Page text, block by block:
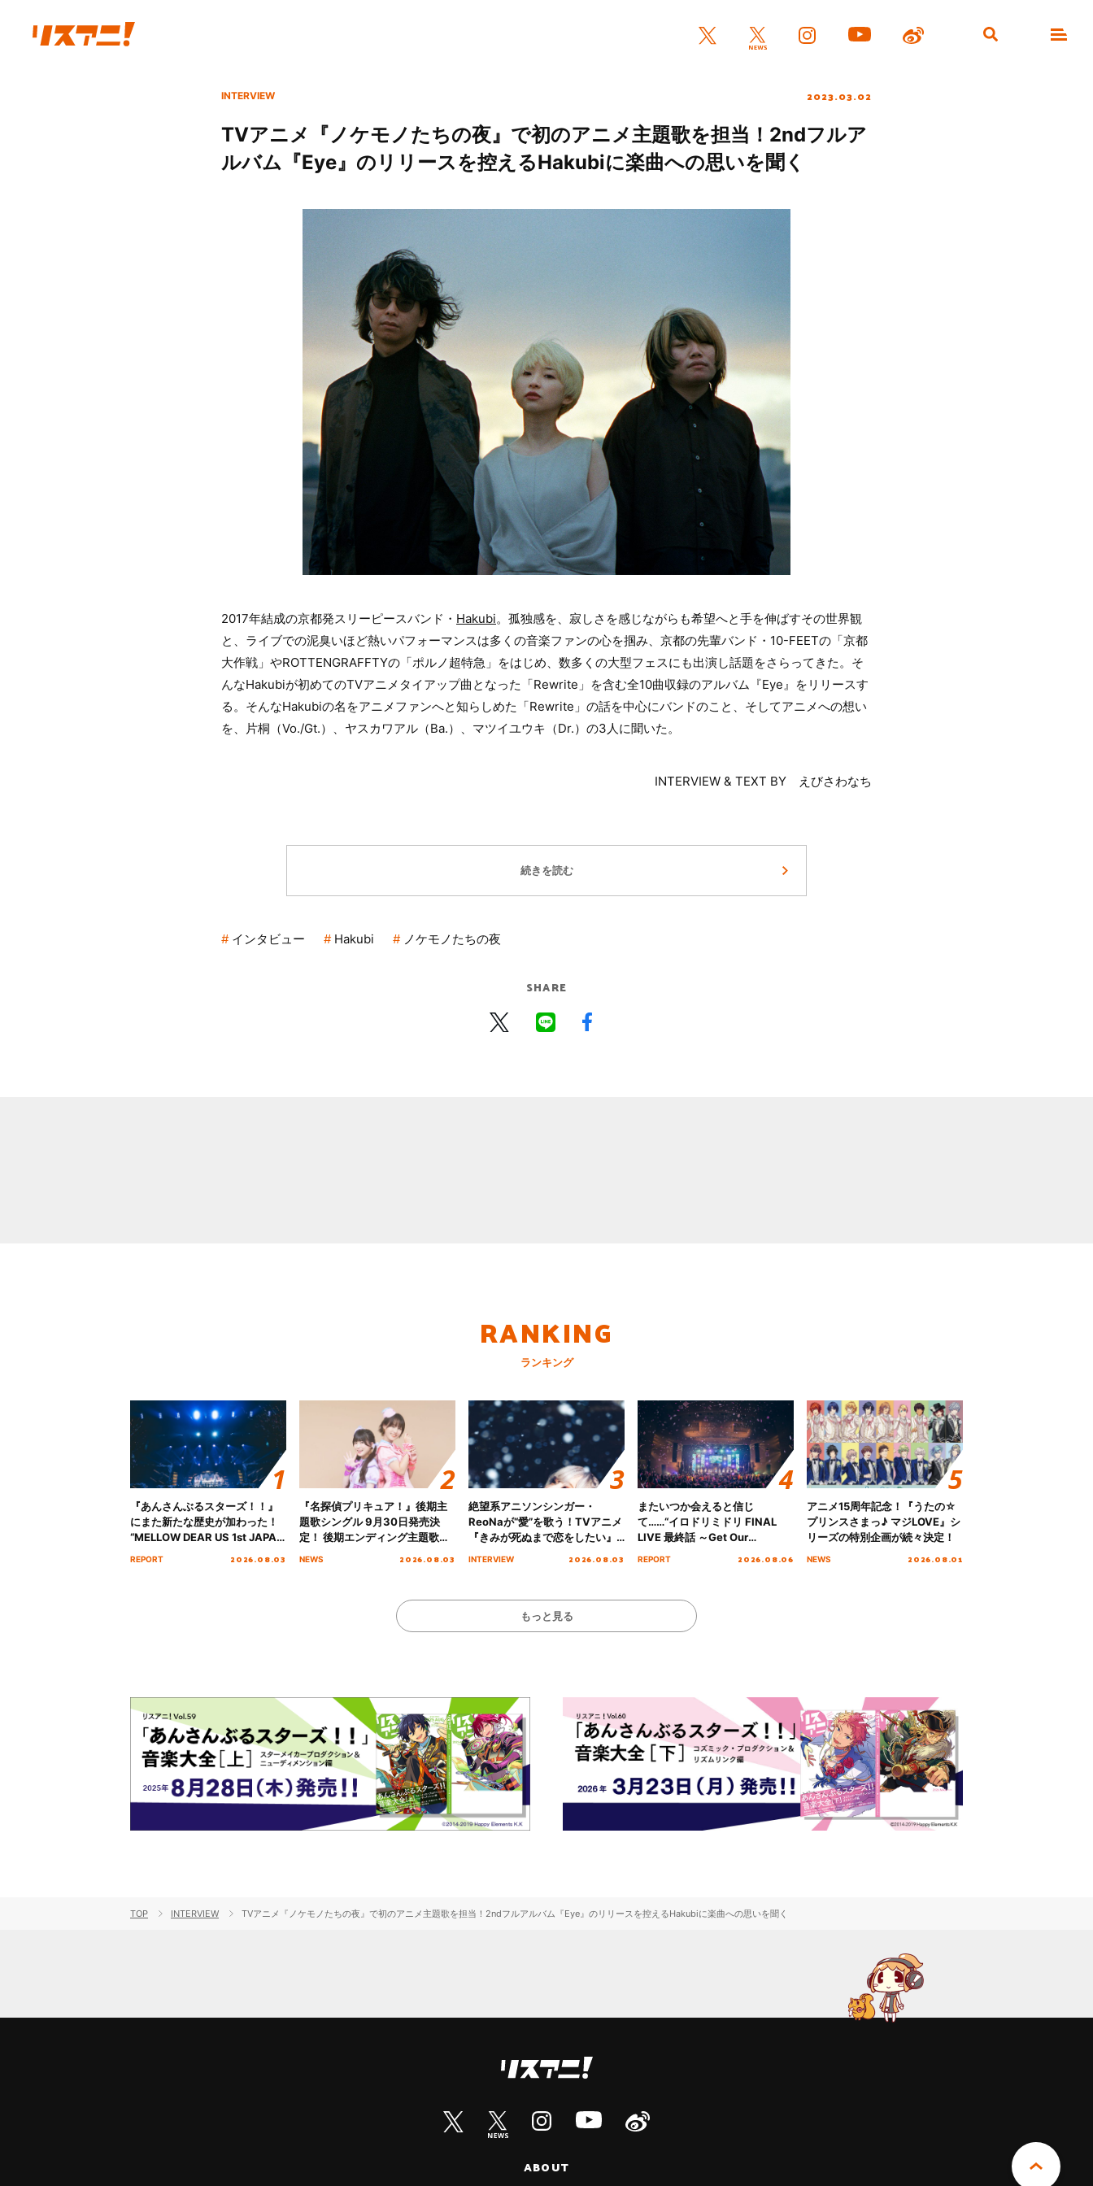
INTERVIEW 2023.03.02
TVアニメ『ノケモノたちの夜』で初のアニメ主題歌を担当！2ndフルア
ルバム『Eye』のリリースを控えるHakubiに楽曲への思いを聞く
2017年結成の京都発スリーピースバンド・ Hakubi。孤独感を、寂しさを感じながらも希望へと手を伸ばすその世界観
と、ライブでの泥臭いほど熱いパフォーマンスは多くの音楽ファンの心を掴み、京都の先輩バンド・10-FEETの「京都
大作戦」やROTTENGRAFFTYの「ポルノ超特急」をはじめ、数多くの大型フェスにも出演し話題をさらってきた。そ
んなHakubiが初めてのTVアニメタイアップ曲となった「Rewrite」を含む全10曲収録のアルバム『Eye』をリリースす
る。そんなHakubiの名をアニメファンへと知らしめた「Rewrite」の話を中心にバンドのこと、そしてアニメへの想い
を、片桐（Vo./Gt.）、ヤスカワアル（Ba.）、マツイユウキ（Dr.）の3人に聞いた。
INTERVIEW & TEXT BY えびさわなち
続きを読む
インタビュー Hakubi ノケモノたちの夜
SHARE
RANKING
ランキング
『あんさんぶるスターズ！！』
にまた新たな歴史が加わった！
“MELLOW DEAR US 1st JAPAN
REPORT 2026.08.03
『名探偵プリキュア！』後期主
題歌シングル 9月30日発売決
定！ 後期エンディング主題歌
NEWS 2026.08.03
絶望系アニソンシンガー・
ReoNaが“愛”を歌う！TVアニメ
『きみが死ぬまで恋をしたい』
INTERVIEW 2026.08.03
またいつか会えると信じ
て……“イロドリミドリ FINAL
LIVE 最終話 ～Get Our
REPORT 2026.08.06
アニメ15周年記念！『うたの☆
プリンスさまっ♪ マジLOVE』シ
リーズの特別企画が続々決定！
NEWS 2026.08.01
もっと見る
TOP INTERVIEW TVアニメ『ノケモノたちの夜』で初のアニメ主題歌を担当！2ndフルアルバム『Eye』のリリースを控えるHakubiに楽曲への思いを聞く
ABOUT